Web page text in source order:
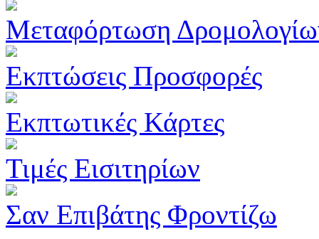
Μεταφόρτωση
Εκπτώσεις Προσφορές
Εκπτωτικές Κάρτες
Τιμές Εισιτηρίων
Σαν Επιβάτης Φροντίζω